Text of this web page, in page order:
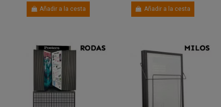
Añadir a la cesta Añadir a la cesta